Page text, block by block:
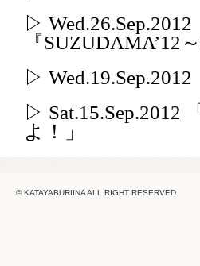
▷
『
▷
▷
よ！」
© KATAYABURIINA ALL RIGHT RESERVED.